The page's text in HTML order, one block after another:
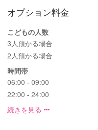
オプション料金
こどもの人数
3人預かる場合
2人預かる場合
時間帯
06:00 - 09:00
22:00 - 24:00
続きを見る